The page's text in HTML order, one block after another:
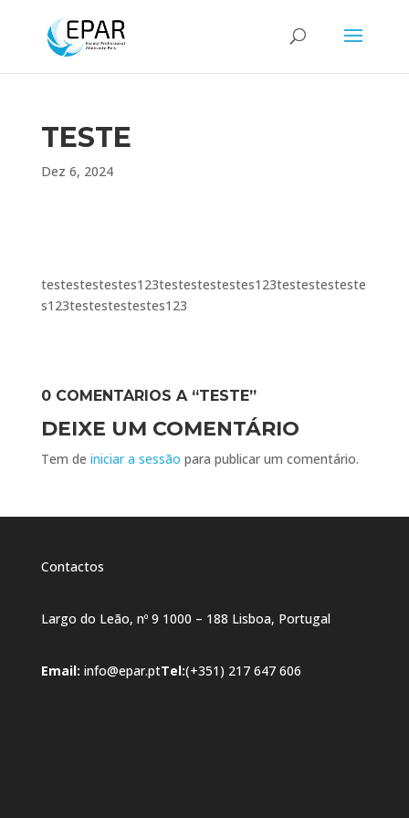
TESTE
Dez 6, 2024
testestestestes123testestestestes123testestesteste
s123testestestestes123
0 COMENTÁRIOS A “TESTE”
DEIXE UM COMENTÁRIO
Tem de iniciar a sessão para publicar um comentário.
Contactos
Largo do Leão, nº 9 1000 – 188 Lisboa, Portugal
Email: info@epar.ptTel:(+351) 217 647 606